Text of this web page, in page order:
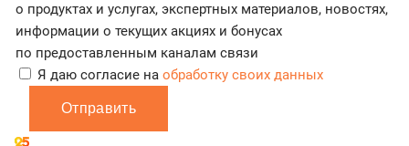
о продуктах и услугах, экспертных материалов, новостях,
информации о текущих акциях и бонусах
по предоставленным каналам связи
Я даю согласие на обработку своих данных
Отправить